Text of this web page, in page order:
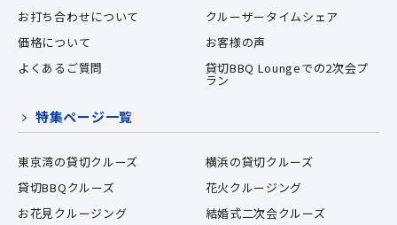
お打ち合わせについて
クルーザータイムシェア
価格について
お客様の声
よくあるご質問
貸切BBQ Loungeでの2次会プ
ラン
特集ページ一覧
東京湾の貸切クルーズ
横浜の貸切クルーズ
貸切BBQクルーズ
花火クルージング
お花見クルージング
結婚式二次会クルーズ